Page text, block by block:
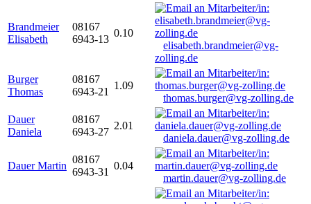
Brandmeier
Elisabeth
08167
6943-13
0.10
elisabeth.brandmeier@vg-
zolling.de
Burger
Thomas
08167
6943-21
1.09
thomas.burger@vg-zolling.de
Dauer
Daniela
08167
6943-27
2.01
daniela.dauer@vg-zolling.de
Dauer Martin
08167
6943-31
0.04
martin.dauer@vg-zolling.de